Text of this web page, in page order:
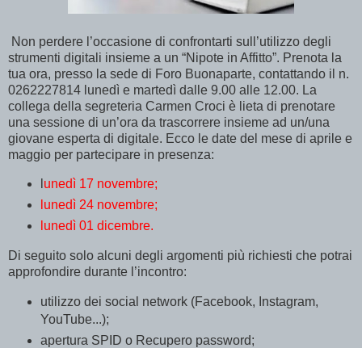
Non perdere l’occasione di confrontarti sull’utilizzo degli
strumenti digitali insieme a un “Nipote in Affitto”. Prenota la
tua ora, presso la sede di Foro Buonaparte, contattando il n.
0262227814 lunedì e martedì dalle 9.00 alle 12.00. La
collega della segreteria Carmen Croci è lieta di prenotare
una sessione di un’ora da trascorrere insieme ad un/una
giovane esperta di digitale. Ecco le date del mese di aprile e
maggio per partecipare in presenza:
unedì 17 novembre;
lunedì 24 novembre;
lunedì 01 dicembre.
Di seguito solo alcuni degli argomenti più richiesti che potrai
approfondire durante l’incontro:
utilizzo dei social network (Facebook, Instagram,
YouTube...);
apertura SPID o Recupero password;